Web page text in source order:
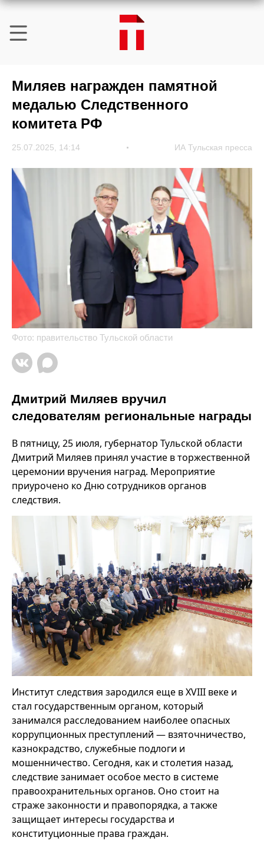
Миляев награжден памятной
медалью Следственного
комитета РФ
25.07.2025, 14:14 ИА Тульская пресса
Фото: правительство Тульской области
Дмитрий Миляев вручил
следователям региональные награды
В пятницу, 25 июля, губернатор Тульской области
Дмитрий Миляев принял участие в торжественной
церемонии вручения наград. Мероприятие
приурочено ко Дню сотрудников органов
следствия.
Институт следствия зародился еще в XVIII веке и
стал государственным органом, который
занимался расследованием наиболее опасных
коррупционных преступлений — взяточничество,
казнокрадство, служебные подлоги и
мошенничество. Сегодня, как и столетия назад,
следствие занимает особое место в системе
правоохранительных органов. Оно стоит на
страже законности и правопорядка, а также
защищает интересы государства и
конституционные права граждан.